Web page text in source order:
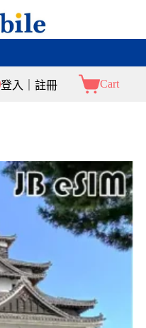
登入｜註冊 Cart